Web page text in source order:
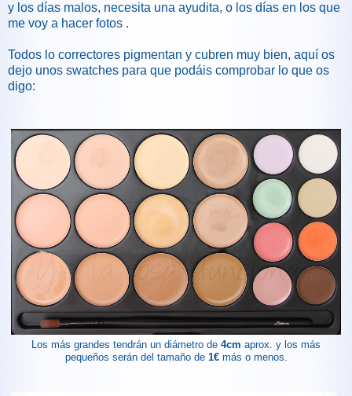
y los días malos, necesita una ayudita, o los días en los que
me voy a hacer fotos .
Todos lo correctores pigmentan y cubren muy bien, aquí os
dejo unos swatches para que podáis comprobar lo que os
digo:
Los más grandes tendrán un diámetro de 4cm aprox. y los más
pequeños serán del tamaño de 1€más o menos.